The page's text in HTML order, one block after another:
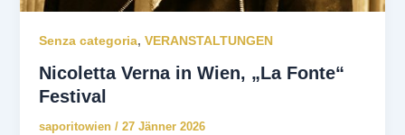
Senza categoria, VERANSTALTUNGEN
Nicoletta Verna in Wien, „La Fonte“
Festival
saporitowien / 27 Jänner 2026